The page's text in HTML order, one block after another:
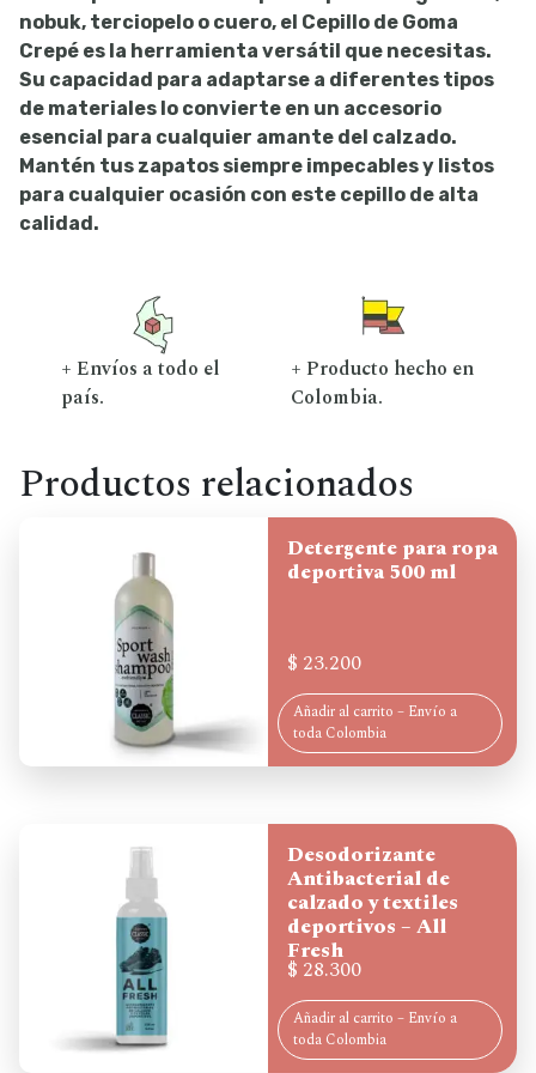
nobuk, terciopelo o cuero, el Cepillo de Goma
Crepé es la herramienta versátil que necesitas.
Su capacidad para adaptarse a diferentes tipos
de materiales lo convierte en un accesorio
esencial para cualquier amante del calzado.
Mantén tus zapatos siempre impecables y listos
para cualquier ocasión con este cepillo de alta
calidad.
+ Envíos a todo el
país.
+ Producto hecho en
Colombia.
Productos relacionados
Detergente para ropa
deportiva 500 ml
$ 23.200
Añadir al carrito – Envío a
toda Colombia
Desodorizante
Antibacterial de
calzado y textiles
deportivos – All
Fresh
$ 28.300
Añadir al carrito – Envío a
toda Colombia